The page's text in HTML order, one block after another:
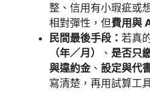
整、信用有小瑕疵或
相對彈性，但費用與
民間最後手段： 若真
（年／月）
、 是否只
與違約金、 設定與代
寫清楚，再用試算工